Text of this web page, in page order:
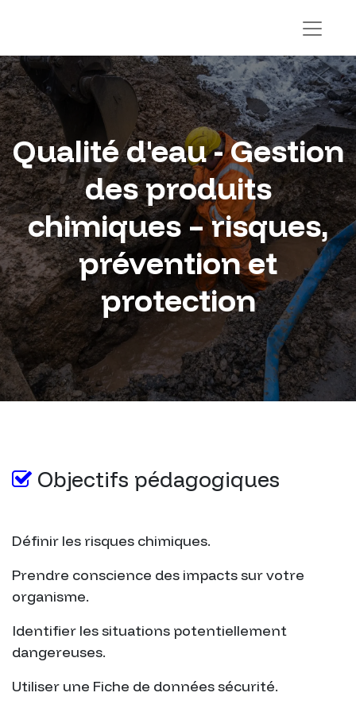
Qualité d'eau - Gestion
des produits
chimiques – risques,
prévention et
protection
Objectifs pédagogiques
Définir les risques chimiques.
Prendre conscience des impacts sur votre
organisme.
Identifier les situations potentiellement
dangereuses.
Utiliser une Fiche de données sécurité.